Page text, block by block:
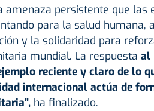
amenaza persistente que las
para la salud humana,
y la solidaridad para
mundial. La respuesta al
reciente y claro de lo
internacional actúa de
ha finalizado.